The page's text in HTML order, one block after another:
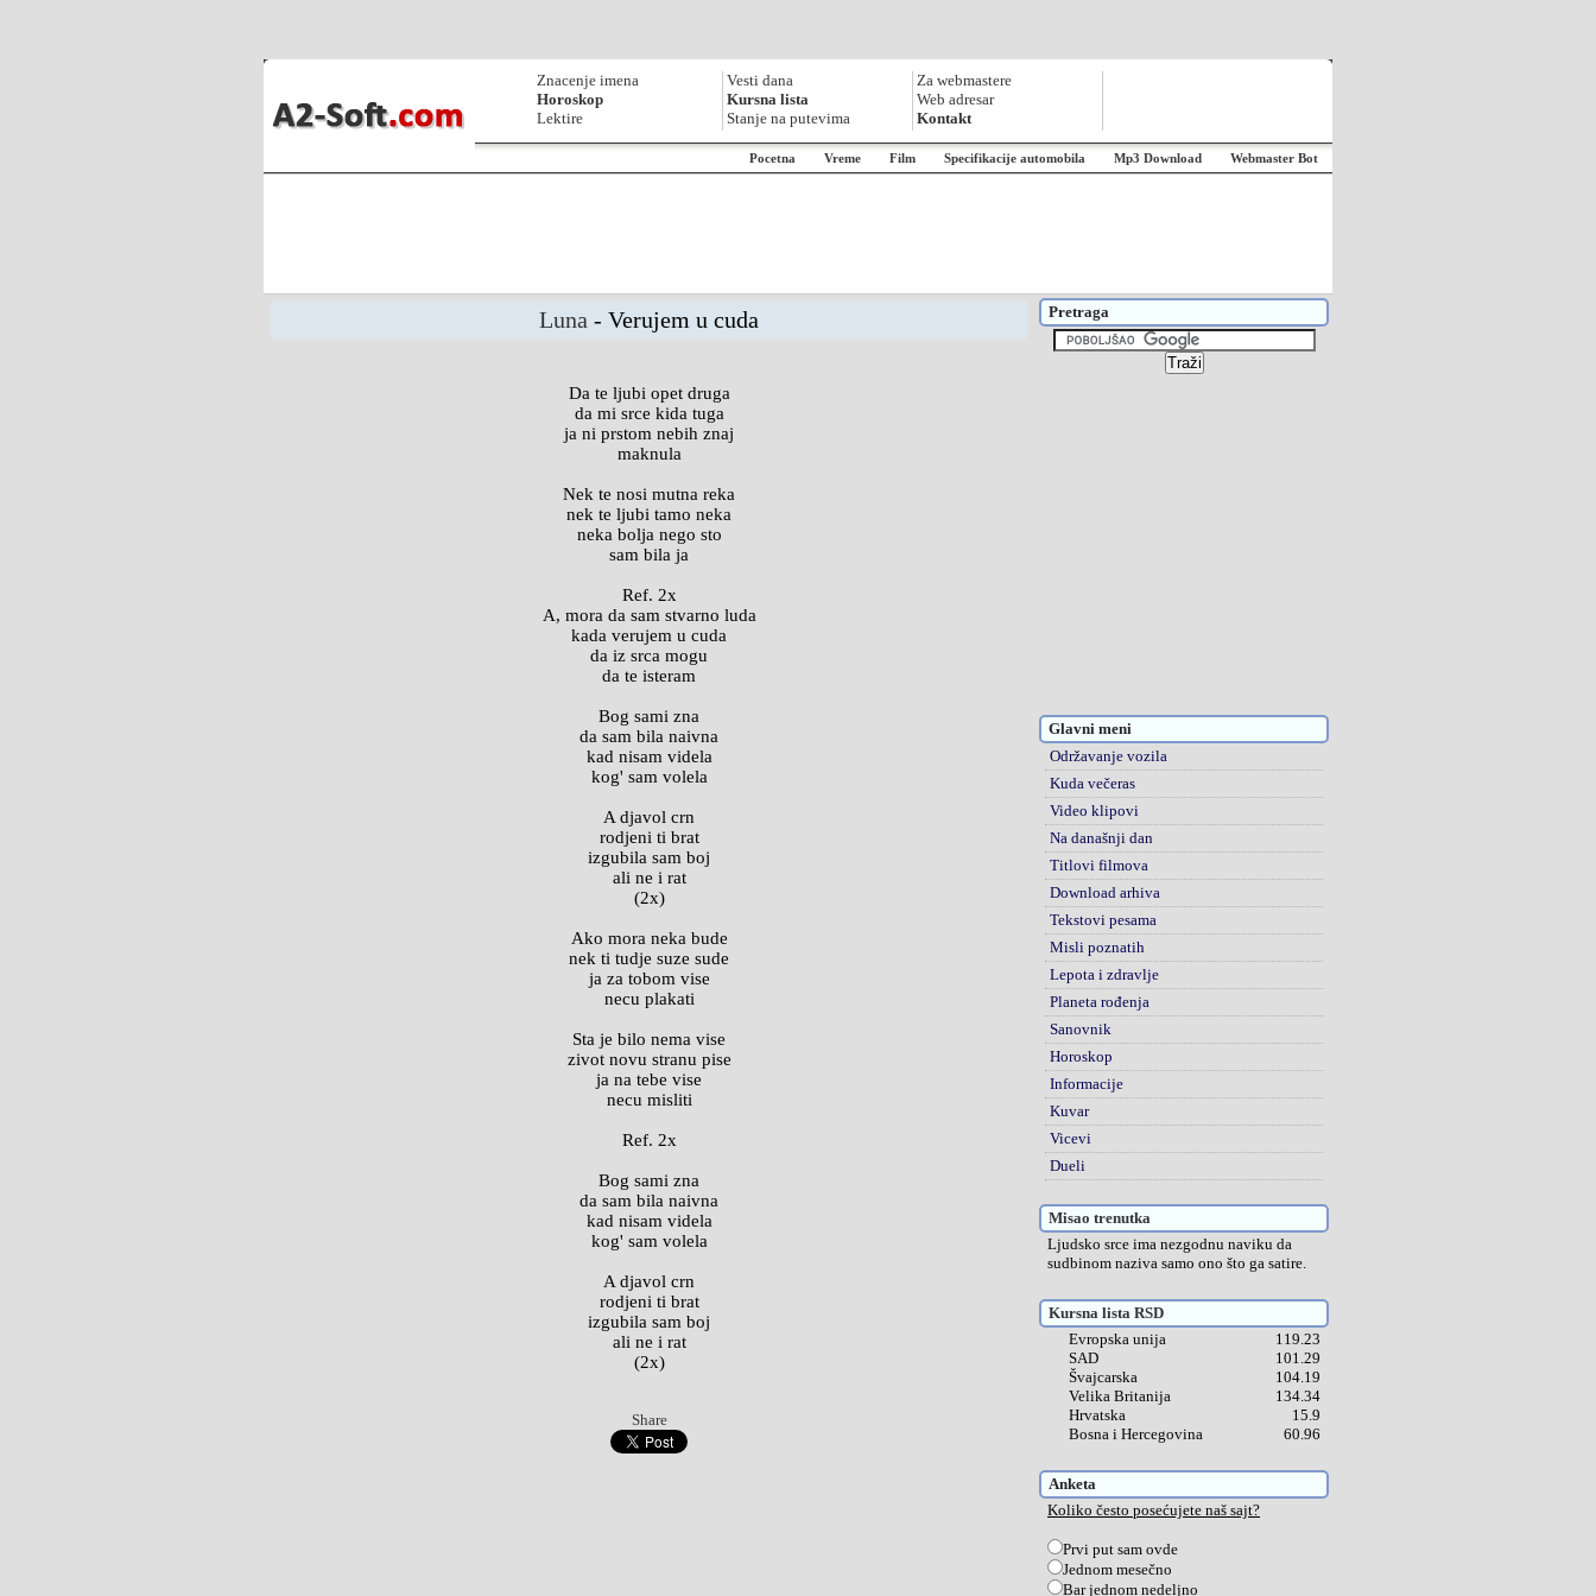
Znacenje imena
Horoskop
Lektire
Vesti dana
Kursna lista
Stanje na putevima
Za webmastere
Web adresar
Kontakt
Pocetna Vreme Film Specifikacije automobila Mp3 Download Webmaster Bot
Luna - Verujem u cuda
Da te ljubi opet druga
da mi srce kida tuga
ja ni prstom nebih znaj
maknula
Nek te nosi mutna reka
nek te ljubi tamo neka
neka bolja nego sto
sam bila ja
Ref. 2x
A, mora da sam stvarno luda
kada verujem u cuda
da iz srca mogu
da te isteram
Bog sami zna
da sam bila naivna
kad nisam videla
kog' sam volela
A djavol crn
rodjeni ti brat
izgubila sam boj
ali ne i rat
(2x)
Ako mora neka bude
nek ti tudje suze sude
ja za tobom vise
necu plakati
Sta je bilo nema vise
zivot novu stranu pise
ja na tebe vise
necu misliti
Ref. 2x
Bog sami zna
da sam bila naivna
kad nisam videla
kog' sam volela
A djavol crn
rodjeni ti brat
izgubila sam boj
ali ne i rat
(2x)
Share
Pretraga
Glavni meni
Održavanje vozila
Kuda večeras
Video klipovi
Na današnji dan
Titlovi filmova
Download arhiva
Tekstovi pesama
Misli poznatih
Lepota i zdravlje
Planeta rođenja
Sanovnik
Horoskop
Informacije
Kuvar
Vicevi
Dueli
Misao trenutka
Ljudsko srce ima nezgodnu naviku da
sudbinom naziva samo ono što ga satire.
Kursna lista RSD
Evropska unija
119.23
SAD
101.29
Švajcarska
104.19
Velika Britanija
134.34
Hrvatska
15.9
Bosna i Hercegovina
60.96
Anketa
Koliko često posećujete naš sajt?
Prvi put sam ovde
Jednom mesečno
Bar jednom nedeljno